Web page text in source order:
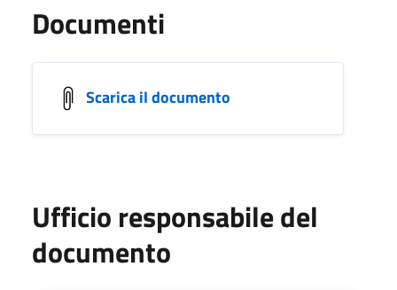
Documenti
Scarica il documento
Ufficio responsabile del
documento